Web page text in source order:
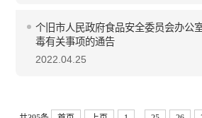
个旧市人民政府食品安全委员会办公
毒有关事项的通告
2022.04.25